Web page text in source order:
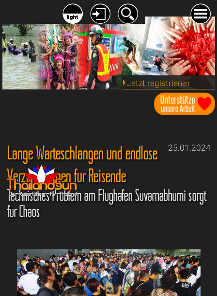
Jetzt registrieren
25.01.2024
Lange Warteschlangen und endlose
Verzögerungen für Reisende
Technisches Problem am Flughafen Suvarnabhumi sorgt
für Chaos